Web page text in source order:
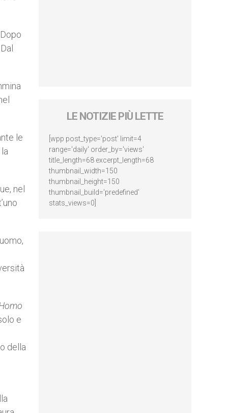
le
nel
e
della
LE NOTIZIE PIÙ LETTE
[wpp post_type='post' limit=4
range='daily' order_by='views'
title_length=68 excerpt_length=68
thumbnail_width=150
thumbnail_height=150
thumbnail_build='predefined'
stats_views=0]